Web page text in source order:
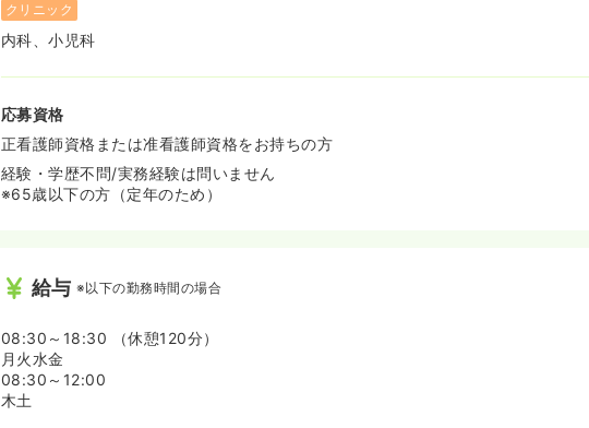
クリニック
内科、小児科
応募資格
正看護師資格または准看護師資格をお持ちの方
経験・学歴不問/実務経験は問いません
※65歳以下の方（定年のため）
給与 ※以下の勤務時間の場合
08:30～18:30 （休憩120分）
月火水金
08:30～12:00
木土